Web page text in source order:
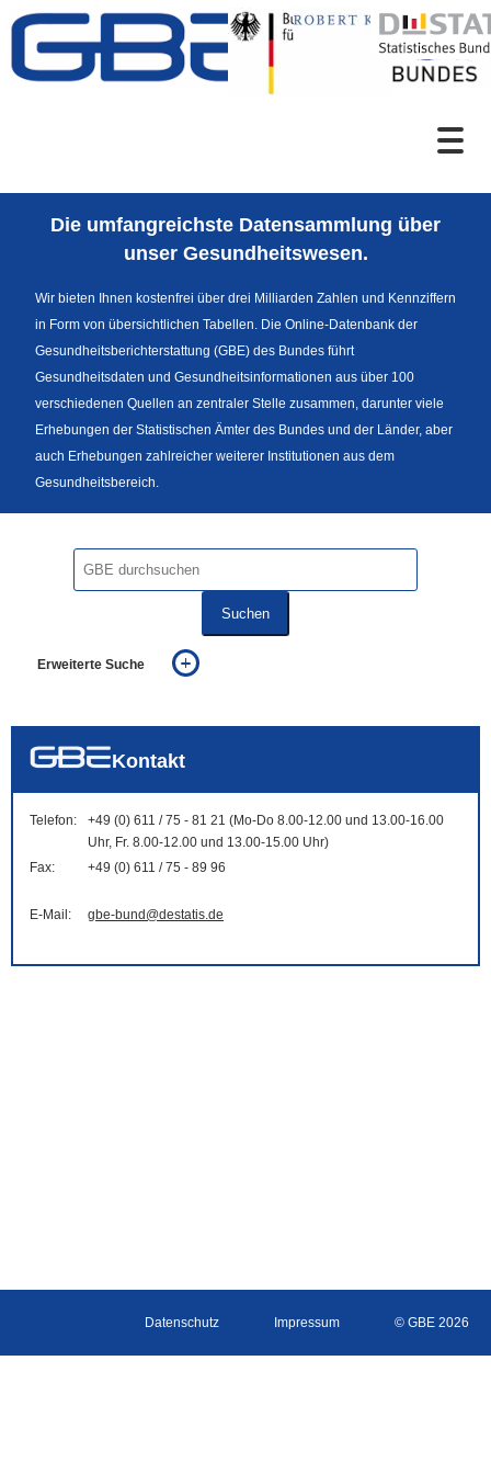
Zum Inhalt
Sprachumschaltung
Die umfangreichste Datensammlung über
unser Gesundheitswesen.
Wir bieten Ihnen kostenfrei über drei Milliarden Zahlen und Kennziffern
in Form von übersichtlichen Tabellen. Die Online-Datenbank der
Gesundheitsberichterstattung (GBE) des Bundes führt
Gesundheitsdaten und Gesundheitsinformationen aus über 100
verschiedenen Quellen an zentraler Stelle zusammen, darunter viele
Erhebungen der Statistischen Ämter des Bundes und der Länder, aber
auch Erhebungen zahlreicher weiterer Institutionen aus dem
Gesundheitsbereich.
Suchen
Erweiterte Suche
auch in allen Texten suchen (Volltextsuche)
Kontakt
Telefon:
+49 (0) 611 / 75 - 81 21 (Mo-Do 8.00-12.00 und 13.00-16.00
Uhr, Fr. 8.00-12.00 und 13.00-15.00 Uhr)
Fax:
+49 (0) 611 / 75 - 89 96
E-Mail: gbe-bund@destatis.de
Datenschutz Impressum © GBE 2026